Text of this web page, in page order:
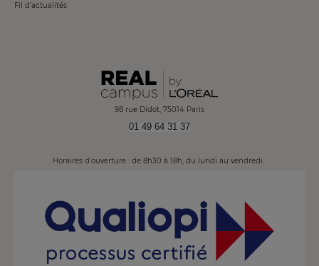
Fil d'actualités
98 rue Didot, 75014 Paris
01 49 64 31 37
Horaires d'ouverture : de 8h30 à 18h, du lundi au vendredi.